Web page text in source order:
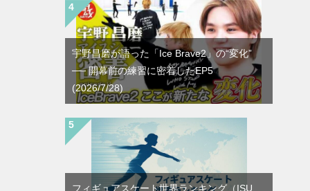
宇野昌磨が語った「Ice Brave2」の“変化”
── 開幕前の練習に密着したEP5
(2026/7/28)
フィギュアスケート世界ランキング（ISU